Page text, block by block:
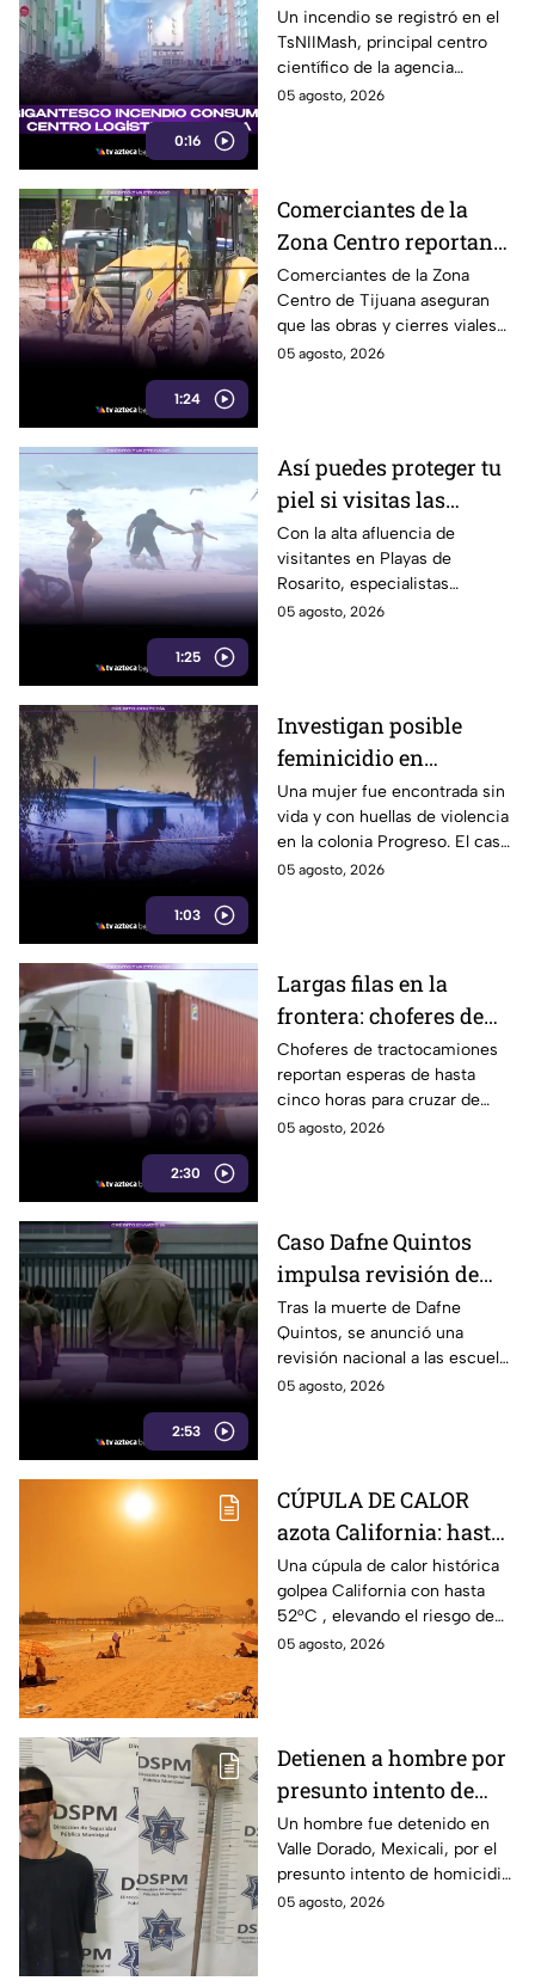
0:16
agencia espacial rusa
Roscosmos
Un incendio se registró en el
TsNIIMash, principal centro
científico de la agencia
espacial rusa Roscosmos. El
05 agosto, 2026
1:24
Comerciantes de la
Zona Centro reportan
caída de hasta 40% por
obras en avenida
Revolución
Comerciantes de la Zona
Centro de Tijuana aseguran
que las obras y cierres viales
en la avenida Revolución han
05 agosto, 2026
1:25
Así puedes proteger tu
piel si visitas las
playas de Rosarito
durante el verano
Con la alta afluencia de
visitantes en Playas de
Rosarito, especialistas
recomiendan reaplicar
05 agosto, 2026
1:03
Investigan posible
feminicidio en
Mexicali; hallan a una
mujer sin vida con
huellas de violencia
Una mujer fue encontrada sin
vida y con huellas de violencia
en la colonia Progreso. El caso
es investigado como un
05 agosto, 2026
2:30
Largas filas en la
frontera: choferes de
carga esperan hasta
cinco horas para
cruzar a EE. UU.
Choferes de tractocamiones
reportan esperas de hasta
cinco horas para cruzar de
Tijuana a Estados Unidos y
05 agosto, 2026
2:53
Caso Dafne Quintos
impulsa revisión de
escuelas militarizadas;
padres en Tijuana
exigen supervisión
Tras la muerte de Dafne
Quintos, se anunció una
revisión nacional a las escuelas
militarizadas; en Tijuana
05 agosto, 2026
CÚPULA DE CALOR
azota California: hasta
52°C en estas zonas ⚠️
Una cúpula de calor histórica
golpea California con hasta
52°C , elevando el riesgo de
incendios, así que tomas
05 agosto, 2026
Detienen a hombre por
presunto intento de
homicidio con una pala
en Mexicali; habría
atacado a otro mientras
dormía
Un hombre fue detenido en
Valle Dorado, Mexicali, por el
presunto intento de homicidio
de otro con una pala. La
05 agosto, 2026